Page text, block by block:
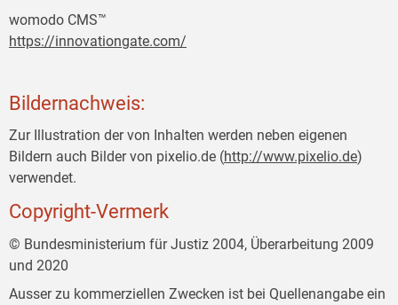
womodo CMS™
https://innovationgate.com/
Bildernachweis:
Zur Illustration der von Inhalten werden neben eigenen
Bildern auch Bilder von pixelio.de (http://www.pixelio.de)
verwendet.
Copyright-Vermerk
© Bundesministerium für Justiz 2004, Überarbeitung 2009
und 2020
Ausser zu kommerziellen Zwecken ist bei Quellenangabe ein